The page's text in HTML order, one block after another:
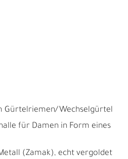
Gürtelriemen/Wechselgürtel
für Damen in Form eines
(Zamak), echt vergoldet